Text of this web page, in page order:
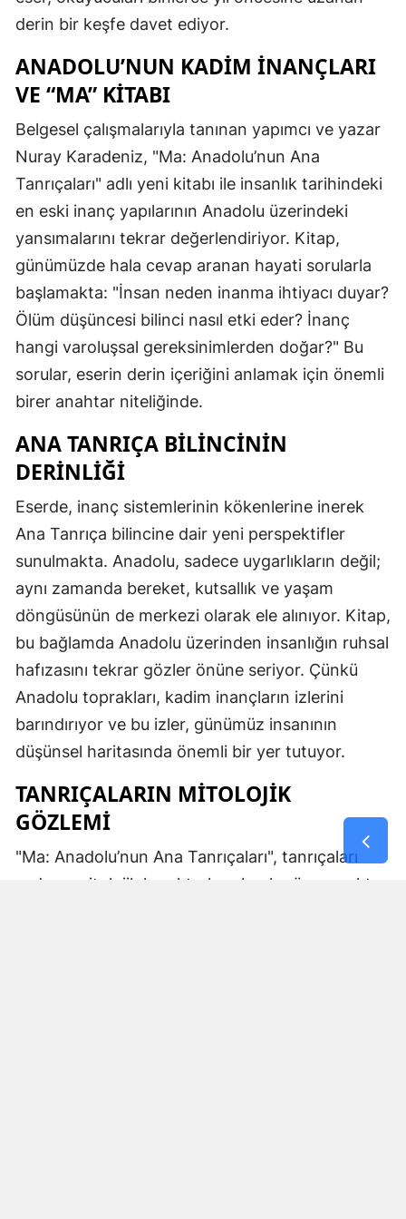
derin bir keşfe davet ediyor.
ANADOLU’NUN KADIM İNANÇLARI
VE “MA” KITABI
Belgesel çalışmalarıyla tanınan yapımcı ve yazar
Nuray Karadeniz, "Ma: Anadolu’nun Ana
Tanrıçaları" adlı yeni kitabı ile insanlık tarihindeki
en eski inanç yapılarının Anadolu üzerindeki
yansımalarını tekrar değerlendiriyor. Kitap,
günümüzde hala cevap aranan hayati sorularla
başlamakta: "İnsan neden inanma ihtiyacı duyar?
Ölüm düşüncesi bilinci nasıl etki eder? İnanç
hangi varoluşsal gereksinimlerden doğar?" Bu
sorular, eserin derin içeriğini anlamak için önemli
birer anahtar niteliğinde.
ANA TANRIÇA BILINCININ
DERINLIĞI
Eserde, inanç sistemlerinin kökenlerine inerek
Ana Tanrıça bilincine dair yeni perspektifler
sunulmakta. Anadolu, sadece uygarlıkların değil;
aynı zamanda bereket, kutsallık ve yaşam
döngüsünün de merkezi olarak ele alınıyor. Kitap,
bu bağlamda Anadolu üzerinden insanlığın ruhsal
hafızasını tekrar gözler önüne seriyor. Çünkü
Anadolu toprakları, kadim inançların izlerini
barındırıyor ve bu izler, günümüz insanının
düşünsel haritasında önemli bir yer tutuyor.
TANRIÇALARIN MITOLOJIK
GÖZLEMI
"Ma: Anadolu’nun Ana Tanrıçaları", tanrıçaları
sadece mitolojik karakterler olarak görmemekte.